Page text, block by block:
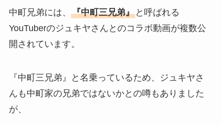
中町兄弟には、 『中町三兄弟』と呼ばれる
YouTuberのジュキヤさんとのコラボ動画が複数公
開されています。
『中町三兄弟』と名乗っているため、ジュキヤさ
んも中町家の兄弟ではないかとの噂もありました
が、